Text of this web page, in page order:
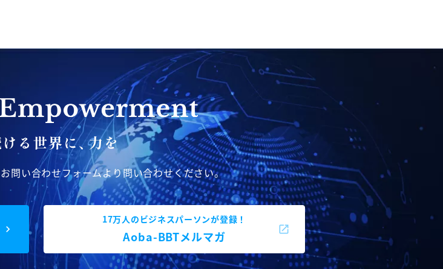
お問い合わせフォームより問い合わせください。
17万人のビジネスパーソンが登録！
Aoba-BBTメルマガ